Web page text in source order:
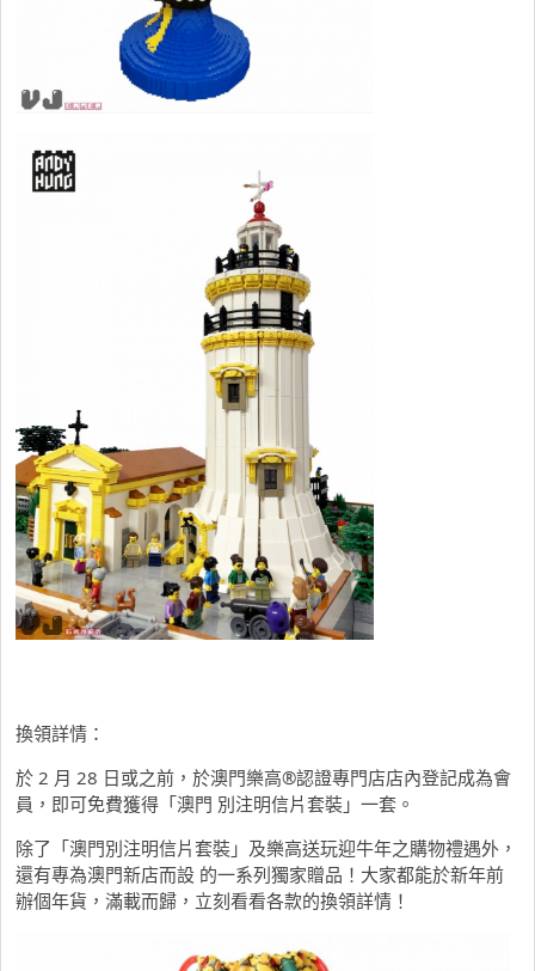
換領詳情：
於 2 月 28 日或之前，於澳門樂高®認證專門店店內登記成為會
員，即可免費獲得「澳門 別注明信片套裝」一套。
除了「澳門別注明信片套裝」及樂高送玩迎牛年之購物禮遇外，
還有專為澳門新店而設 的一系列獨家贈品！大家都能於新年前
辦個年貨，滿載而歸，立刻看看各款的換領詳情！